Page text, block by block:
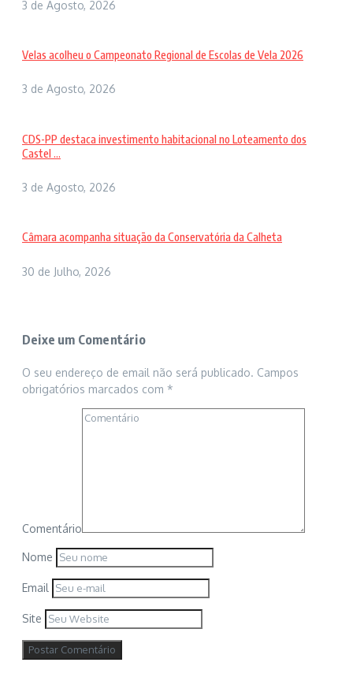
3 de Agosto, 2026
Velas acolheu o Campeonato Regional de Escolas de Vela 2026
3 de Agosto, 2026
CDS-PP destaca investimento habitacional no Loteamento dos
Castel ...
3 de Agosto, 2026
Câmara acompanha situação da Conservatória da Calheta
30 de Julho, 2026
Deixe um Comentário
O seu endereço de email não será publicado. Campos
obrigatórios marcados com *
Comentário
Nome
Email
Site